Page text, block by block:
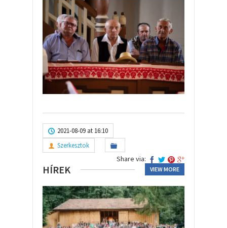
2021-08-09 at 16:10
Szerkesztok
Share via:
HÍREK VIEW MORE